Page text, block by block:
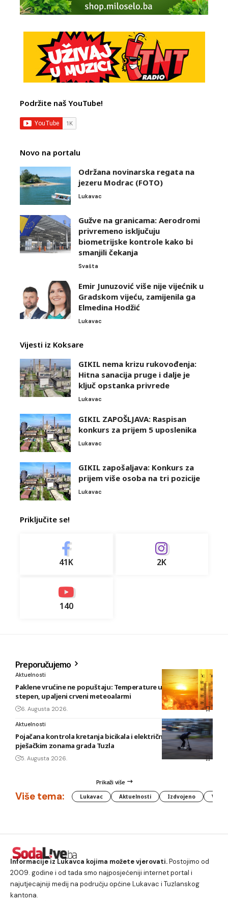
Podržite naš YouTube!
Novo na portalu
Održana novinarska regata na
jezeru Modrac (FOTO)
Lukavac
Gužve na granicama: Aerodromi
privremeno isključuju
biometrijske kontrole kako bi
smanjili čekanja
Svašta
Emir Junuzović više nije vijećnik u
Gradskom vijeću, zamijenila ga
Elmedina Hodžić
Lukavac
Vijesti iz Koksare
GIKIL nema krizu rukovođenja:
Hitna sanacija pruge i dalje je
ključ opstanka privrede
Lukavac
GIKIL ZAPOŠLJAVA: Raspisan
konkurs za prijem 5 uposlenika
Lukavac
GIKIL zapošaljava: Konkurs za
prijem više osoba na tri pozicije
Lukavac
Priključite se!
41K 2K
140
Preporučujemo
Aktuelnosti
Paklene vrućine ne popuštaju: Temperature u BiH i do 41
stepen, upaljeni crveni meteoalarmi
6. Augusta 2026.
Aktuelnosti
Pojačana kontrola kretanja bicikala i električnih romobila u
pješačkim zonama grada Tuzla
5. Augusta 2026.
Prikaži više
Više tema: Lukavac Aktuelnosti Izdvojeno
Informacije iz Lukavca kojima možete vjerovati.Postojimo od
2009. godine i od tada smo najposjećeniji internet portal i
najutjecajniji medij na području općine Lukavac i Tuzlanskog
kantona.